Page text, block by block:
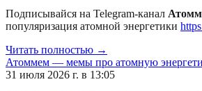
Подписывайся на Telegram-канал
популяризация атомной энергетики
Читать полностью →
Атоммем — мемы про атомную
31 июля 2026 г. в 13:05